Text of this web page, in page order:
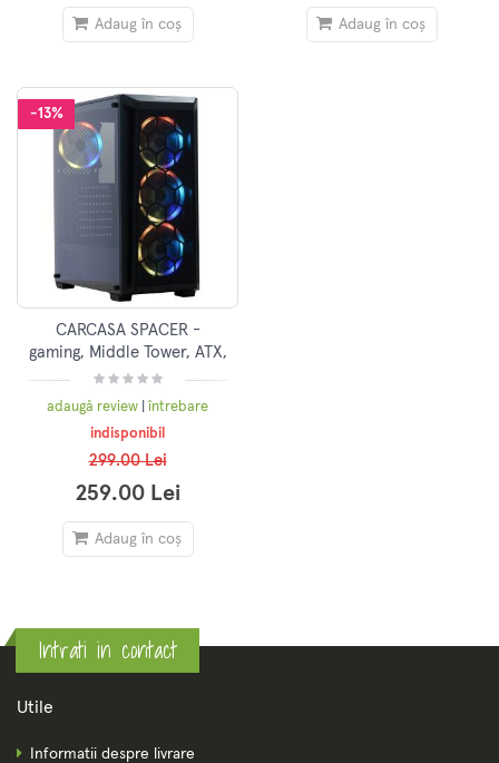
Adaug în coș Adaug în coș
-13%
CARCASA SPACER -
gaming, Middle Tower, ATX,
"SPIDER", fara sursa, sticla
securizata, 4 x fan, USB
adaugă review |întrebare
indisponibil
299.00 Lei
259.00 Lei
Adaug în coș
Intrati in contact
Utile
Informatii despre livrare